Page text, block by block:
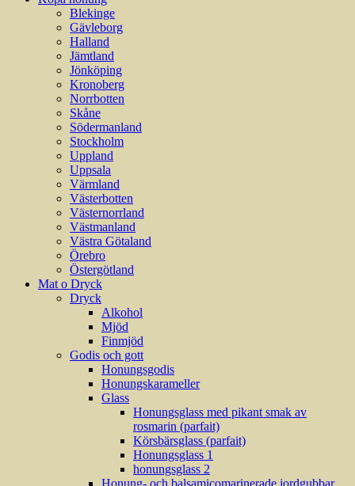
Blekinge
Gävleborg
Halland
Jämtland
Jönköping
Kronoberg
Norrbotten
Skåne
Södermanland
Stockholm
Uppland
Uppsala
Värmland
Västerbotten
Västernorrland
Västmanland
Västra Götaland
Örebro
Östergötland
Mat o Dryck
Dryck
Alkohol
Mjöd
Finmjöd
Godis och gott
Honungsgodis
Honungskarameller
Glass
Honungsglass med pikant smak av
rosmarin (parfait)
Körsbärsglass (parfait)
Honungsglass 1
honungsglass 2
Honung- och balsamicomarinerade jordgubbar